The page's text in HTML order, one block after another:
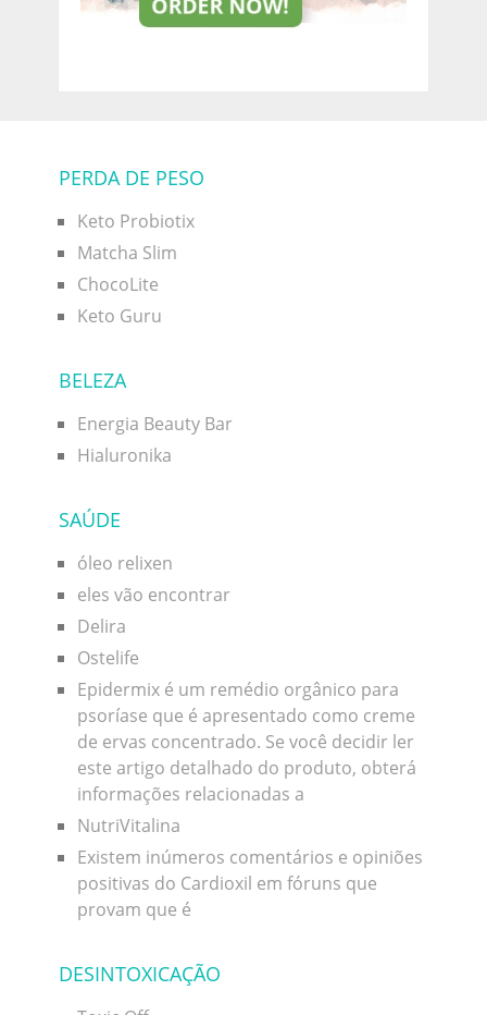
PERDA DE PESO
Keto Probiotix
Matcha Slim
ChocoLite
Keto Guru
BELEZA
Energia Beauty Bar
Hialuronika
SAÚDE
óleo relixen
eles vão encontrar
Delira
Ostelife
Epidermix é um remédio orgânico para
psoríase que é apresentado como creme
de ervas concentrado. Se você decidir ler
este artigo detalhado do produto, obterá
informações relacionadas a
NutriVitalina
Existem inúmeros comentários e opiniões
positivas do Cardioxil em fóruns que
provam que é
DESINTOXICAÇÃO